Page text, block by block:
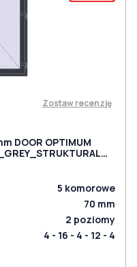
Zostaw recenzję
DOOR OPTIMUM
5 komorowe
70 mm
2 poziomy
4 - 16 - 4 - 12 - 4